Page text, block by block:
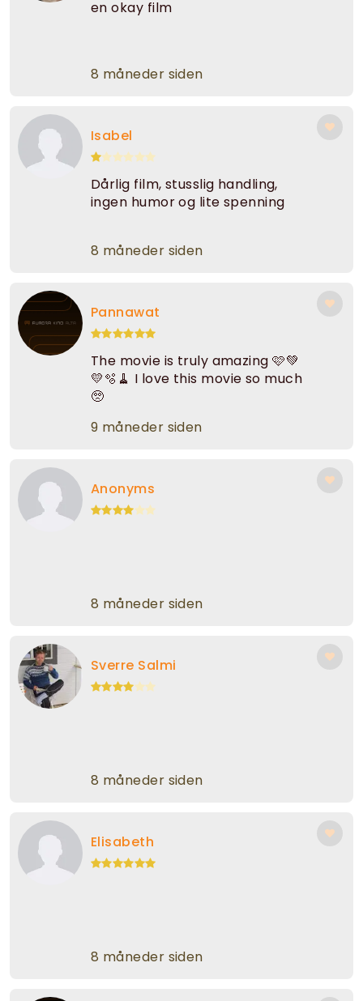
en okay film
8 måneder siden
Isabel
Dårlig film, stusslig handling,
ingen humor og lite spenning
8 måneder siden
Pannawat
The movie is truly amazing 🩷💚
💛🫧🧹 I love this movie so much
🥺
9 måneder siden
Anonyms
8 måneder siden
Sverre Salmi
8 måneder siden
Elisabeth
8 måneder siden